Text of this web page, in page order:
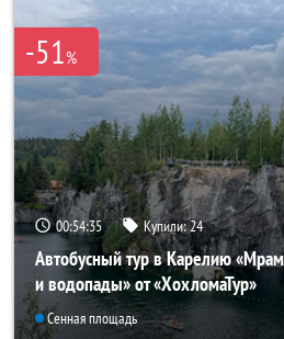
-51%
00:54:33 Купили:24
Автобусный тур в Карелию
и водопады» от «ХохломаТур»
Сенная площадь